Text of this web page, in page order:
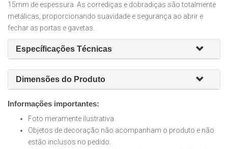
15mm de espessura. As corrediças e dobradiças são totalmente
metálicas, proporcionando suavidade e segurança ao abrir e
fechar as portas e gavetas.
Específicações Técnicas
Dimensões do Produto
Informações importantes:
Foto meramente ilustrativa.
Objetos de decoração não acompanham o produto e não
estão inclusos no pedido.